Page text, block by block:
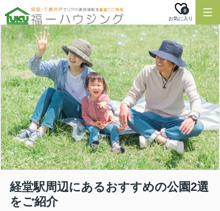
お気に入り
0
経堂駅周辺にあるおすすめの公園2選
をご紹介